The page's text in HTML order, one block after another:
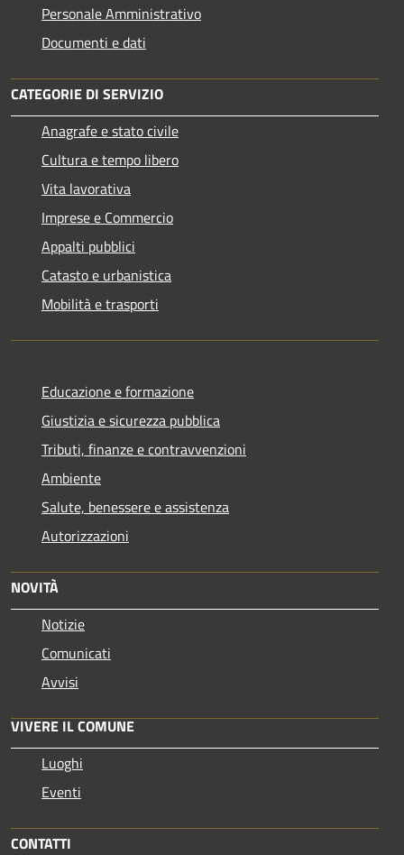
Personale Amministrativo
Documenti e dati
CATEGORIE DI SERVIZIO
Anagrafe e stato civile
Cultura e tempo libero
Vita lavorativa
Imprese e Commercio
Appalti pubblici
Catasto e urbanistica
Mobilità e trasporti
Educazione e formazione
Giustizia e sicurezza pubblica
Tributi, finanze e contravvenzioni
Ambiente
Salute, benessere e assistenza
Autorizzazioni
NOVITÀ
Notizie
Comunicati
Avvisi
VIVERE IL COMUNE
Luoghi
Eventi
CONTATTI